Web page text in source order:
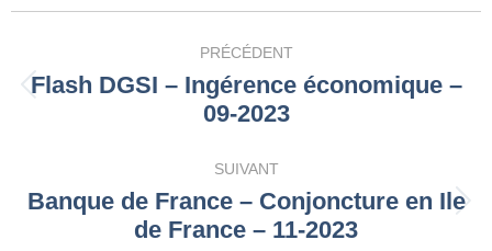
article
PRÉCÉDENT
Article
précédent
Flash DGSI – Ingérence économique –
09-2023
SUIVANT
Article
suivant
Banque de France – Conjoncture en Ile
de France – 11-2023